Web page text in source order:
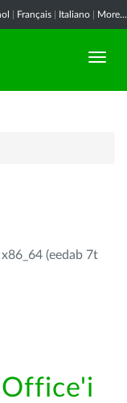
Français Italiano More...
(eedab 7t